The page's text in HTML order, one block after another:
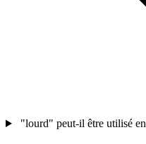
"lourd" peut-il être utilisé